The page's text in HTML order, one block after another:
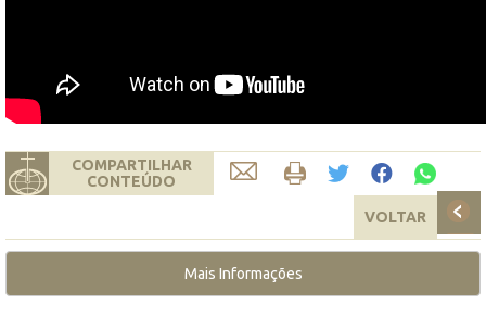
COMPARTILHAR
CONTEÚDO
VOLTAR
Mais Informações